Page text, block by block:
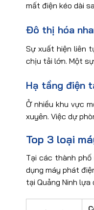
mất điện kéo dài
Đô thị hóa
Sự xuất hiện liên
chịu tải lớn. Một
Hạ tầng điện
Ở nhiều khu vực
xuyên. Việc dự
Top 3 loại
Tại các thành
dụng máy phát
tại Quảng Ninh